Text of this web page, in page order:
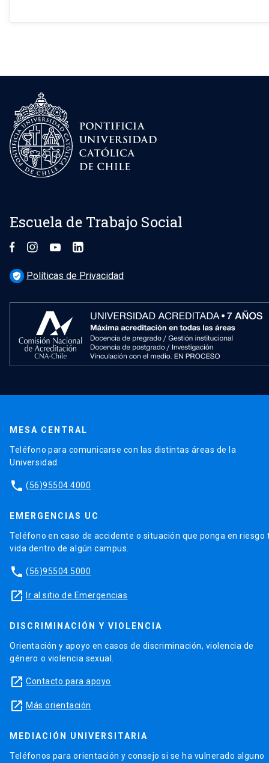
Escuela de Trabajo Social
verified_user Políticas de Privacidad
MESA CENTRAL
Teléfono para comunicarse con las distintas áreas de la
Universidad.
phone (56)95504 4000
EMERGENCIAS UC
Teléfono en caso de accidente o situación que ponga en riesgo
vida dentro de algún campus.
phone (56)95504 5000
launch Ir al sitio de Emergencias
DISCRIMINACIÓN Y VIOLENCIA
Orientación y apoyo en casos de discriminación, violencia de
género o violencia sexual.
launch Contacto para apoyo
launch Más orientación
MEDIACIÓN UNIVERSITARIA
Teléfonos para orientación y consejo si se ha vulnerado alguno